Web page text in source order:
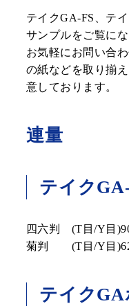
テイクGA-FS、テ
サンプルをご覧に
お気軽にお問い合
の紙などを取り揃
意しております。
連量
テイク
四六判 (T目/Y目
菊判 (T目/Y目
テイクGA